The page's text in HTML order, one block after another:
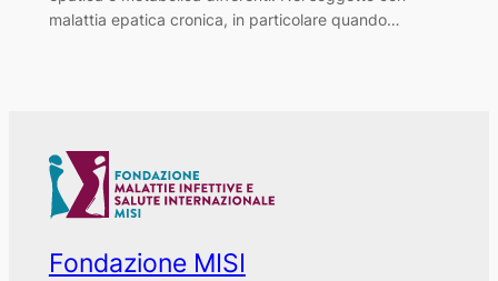
malattia epatica cronica, in particolare quando…
Fondazione MISI